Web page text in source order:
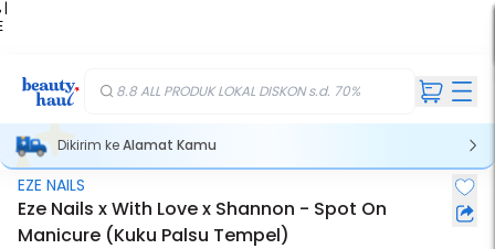
|
8.8 ALL PRODUK LOKAL DISKON s.d. 70%
Dikirim keAlamat Kamu
EZE NAILS
Eze Nails x With Love x Shannon - Spot On
Manicure (Kuku Palsu Tempel)